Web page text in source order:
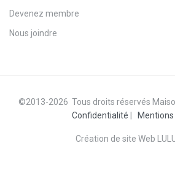
Devenez membre
Nous joindre
©2013-2026 Tous droits réservés
Confidentialité
Création de site Web